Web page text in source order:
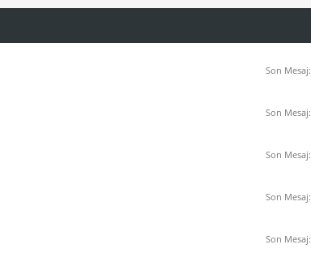
Son Mesaj:
Son Mesaj:
Son Mesaj:
Son Mesaj:
Son Mesaj: